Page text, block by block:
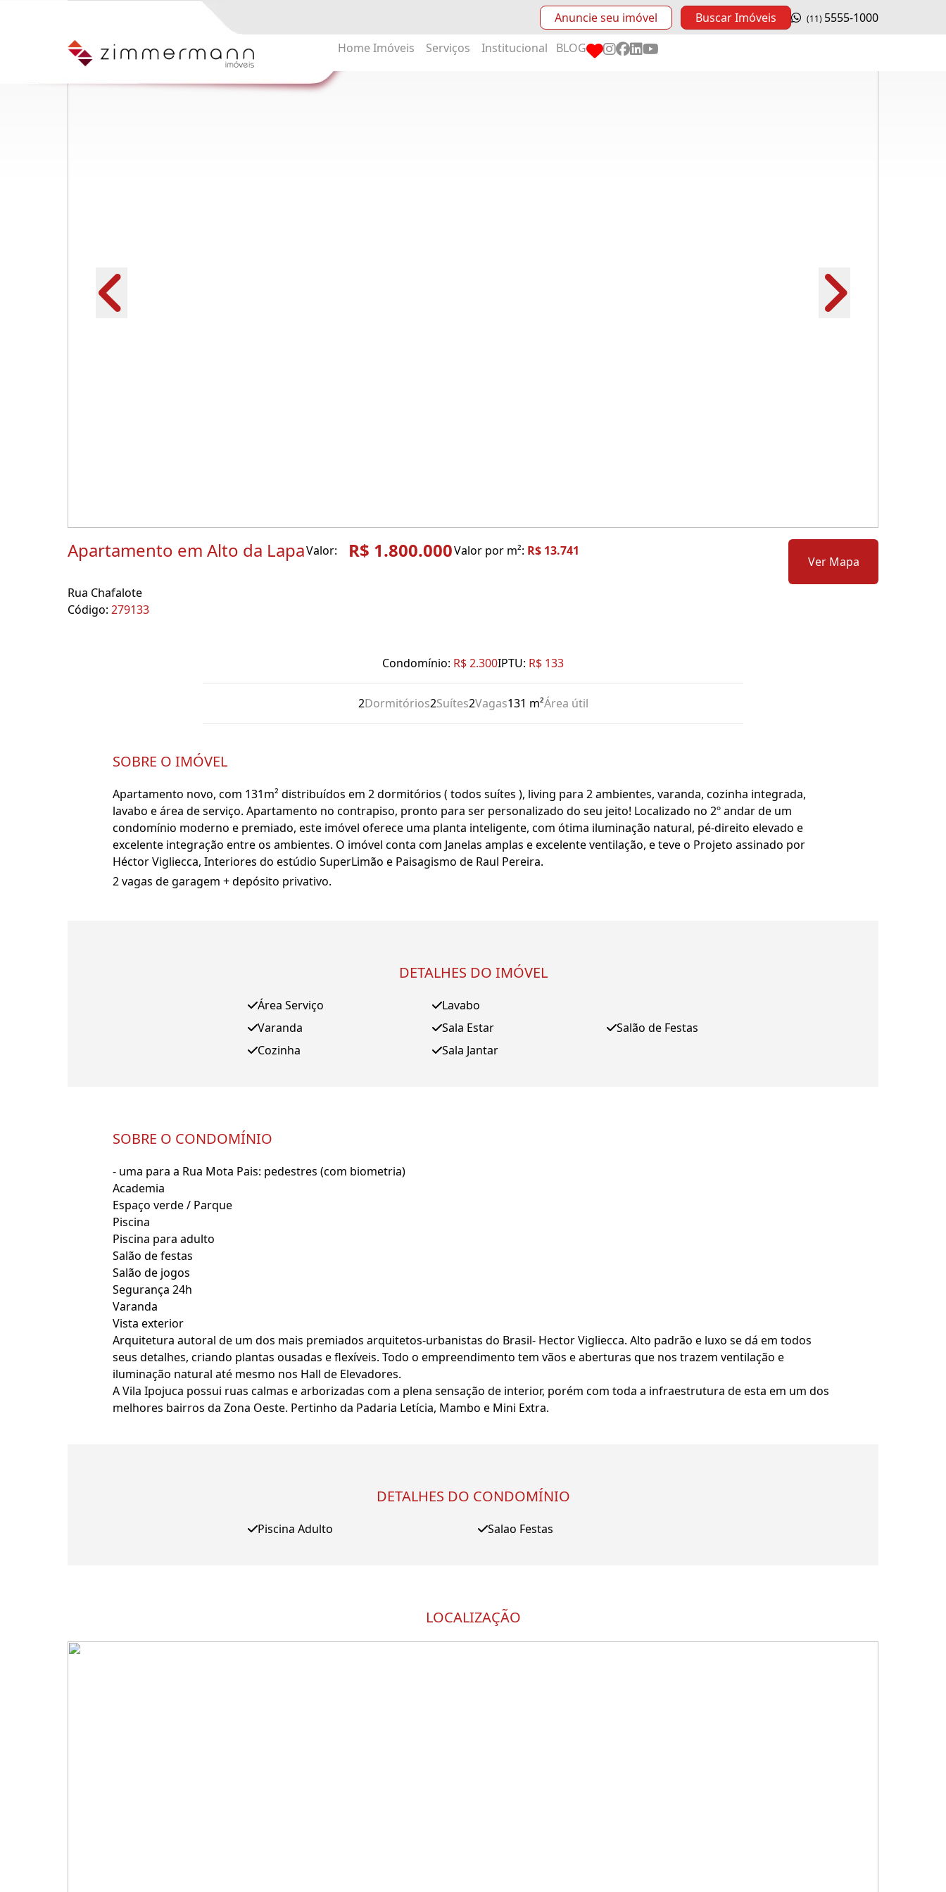
Anuncie seu imóvel Buscar Imóveis (11) 5555-1000
Home Imóveis Serviços Institucional BLOG
Apartamento em Alto da LapaValor: R$ 1.800.000Valor por m²: R$ 13.741
Rua Chafalote
Código: 279133
Ver Mapa
Condomínio: R$ 2.300IPTU: R$ 133
2Dormitórios2Suítes2Vagas131 m²Área útil
SOBRE O IMÓVEL
Apartamento novo, com 131m² distribuídos em 2 dormitórios ( todos suítes ), living para 2 ambientes, varanda, cozinha integrada,
lavabo e área de serviço. Apartamento no contrapiso, pronto para ser personalizado do seu jeito! Localizado no 2º andar de um
condomínio moderno e premiado, este imóvel oferece uma planta inteligente, com ótima iluminação natural, pé-direito elevado e
excelente integração entre os ambientes. O imóvel conta com Janelas amplas e excelente ventilação, e teve o Projeto assinado por
Héctor Vigliecca, Interiores do estúdio SuperLimão e Paisagismo de Raul Pereira.
2 vagas de garagem + depósito privativo.
DETALHES DO IMÓVEL
Área Serviço
Varanda
Cozinha
Lavabo
Sala Estar
Sala Jantar
Salão de Festas
SOBRE O CONDOMÍNIO
- uma para a Rua Mota Pais: pedestres (com biometria)
Academia
Espaço verde / Parque
Piscina
Piscina para adulto
Salão de festas
Salão de jogos
Segurança 24h
Varanda
Vista exterior
Arquitetura autoral de um dos mais premiados arquitetos-urbanistas do Brasil- Hector Vigliecca. Alto padrão e luxo se dá em todos
seus detalhes, criando plantas ousadas e flexíveis. Todo o empreendimento tem vãos e aberturas que nos trazem ventilação e
iluminação natural até mesmo nos Hall de Elevadores.
A Vila Ipojuca possui ruas calmas e arborizadas com a plena sensação de interior, porém com toda a infraestrutura de esta em um dos
melhores bairros da Zona Oeste. Pertinho da Padaria Letícia, Mambo e Mini Extra.
DETALHES DO CONDOMÍNIO
Piscina Adulto Salao Festas
LOCALIZAÇÃO